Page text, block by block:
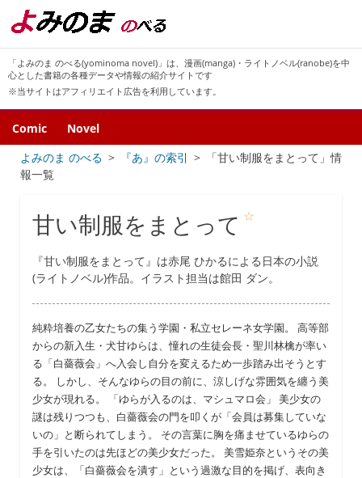
「よみのま のべる(yominoma novel)」は、漫画(manga)・ライトノベル(ranobe)を中
心とした書籍の各種データや情報の紹介サイトです
※当サイトはアフィリエイト広告を利用しています。
Comic
Novel
よみのま のべる
『あ』の索引
「甘い制服をまとって」情
報一覧
甘い制服をまとって ☆
『甘い制服をまとって』は赤尾 ひかるによる日本の小説
(ライトノベル)作品。イラスト担当は館田 ダン。
純粋培養の乙女たちの集う学園・私立セレーネ女学園。 高等部
からの新入生・犬甘ゆらは、憧れの生徒会長・聖川林檎が率い
る「白薔薇会」へ入会し自分を変えるため一歩踏み出そうとす
る。 しかし、そんなゆらの目の前に、涼しげな雰囲気を纏う美
少女が現れる。 「ゆらが入るのは、マシュマロ会」 美少女の
謎は残りつつも、白薔薇会の門を叩くが「会員は募集していな
いの」と断られてしまう。 その言葉に胸を痛ませているゆらの
手を引いたのは先ほどの美少女だった。 美雪姫奈というその美
少女は、「白薔薇会を潰す」という過激な目的を掲げ、表向き